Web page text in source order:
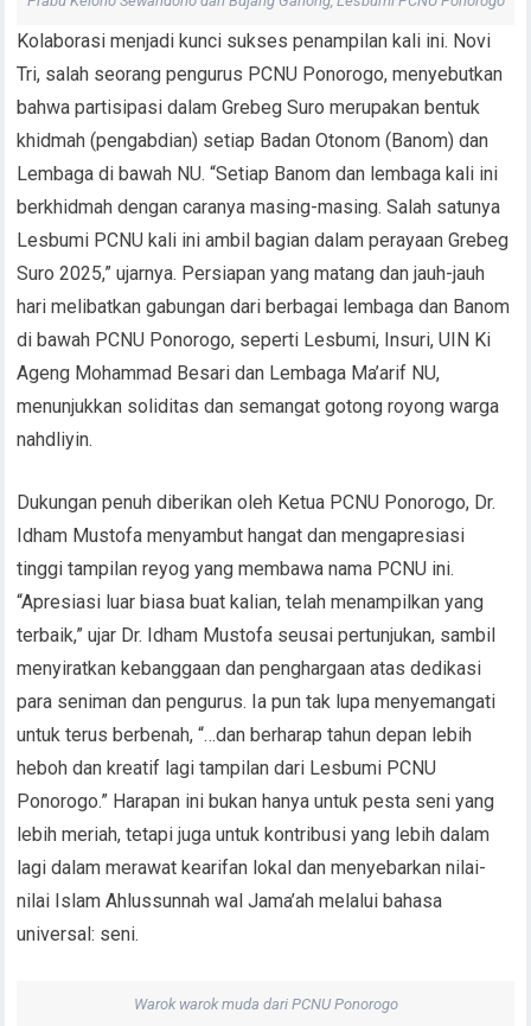
Kolaborasi menjadi kunci sukses penampilan kali ini. Novi
Tri, salah seorang pengurus PCNU Ponorogo, menyebutkan
bahwa partisipasi dalam Grebeg Suro merupakan bentuk
khidmah (pengabdian) setiap Badan Otonom (Banom) dan
Lembaga di bawah NU. “Setiap Banom dan lembaga kali ini
berkhidmah dengan caranya masing-masing. Salah satunya
Lesbumi PCNU kali ini ambil bagian dalam perayaan Grebeg
Suro 2025,” ujarnya. Persiapan yang matang dan jauh-jauh
hari melibatkan gabungan dari berbagai lembaga dan Banom
di bawah PCNU Ponorogo, seperti Lesbumi, Insuri, UIN Ki
Ageng Mohammad Besari dan Lembaga Ma’arif NU,
menunjukkan soliditas dan semangat gotong royong warga
nahdliyin.
Dukungan penuh diberikan oleh Ketua PCNU Ponorogo, Dr.
Idham Mustofa menyambut hangat dan mengapresiasi
tinggi tampilan reyog yang membawa nama PCNU ini.
“Apresiasi luar biasa buat kalian, telah menampilkan yang
terbaik,” ujar Dr. Idham Mustofa seusai pertunjukan, sambil
menyiratkan kebanggaan dan penghargaan atas dedikasi
para seniman dan pengurus. Ia pun tak lupa menyemangati
untuk terus berbenah, “…dan berharap tahun depan lebih
heboh dan kreatif lagi tampilan dari Lesbumi PCNU
Ponorogo.” Harapan ini bukan hanya untuk pesta seni yang
lebih meriah, tetapi juga untuk kontribusi yang lebih dalam
lagi dalam merawat kearifan lokal dan menyebarkan nilai-
nilai Islam Ahlussunnah wal Jama’ah melalui bahasa
universal: seni.
Warok warok muda dari PCNU Ponorogo